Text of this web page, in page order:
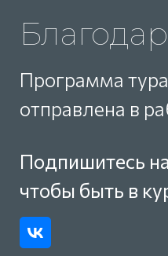
Программа
отправлена в
Подпишитесь
чтобы быть в